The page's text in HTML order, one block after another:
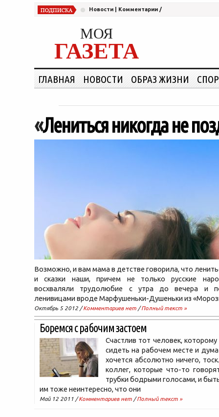
Новости Комментарии /
МОЯ
ГАЗЕТА
ГЛАВНАЯ НОВОСТИ ОБРАЗ ЖИЗНИ
«Лениться никогда не
Возможно, и вам мама в детстве говорила, что
и сказки наши, причем не только русские
восхваляли трудолюбие с утра до вечера и
ленивицами вроде Марфушеньки-Душеньки из
Октябрь 5 2012 /Комментариев нет /Полный текст »
Боремся с рабочим застоем
Счастлив тот человек,
сидеть на рабочем месте и
хочется абсолютно ничего,
коллег, которые что-то
трубки бодрыми голосами, и
им тоже неинтересно, что они
Май 12 2011 /Комментариев нет /Полный текст »